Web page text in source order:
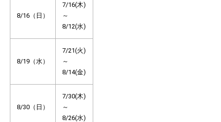
8/16（日）
7/16(木)
～
8/12(水)
8/19（水）
7/21(火)
～
8/14(金)
8/30（日）
7/30(木)
～
8/26(水)